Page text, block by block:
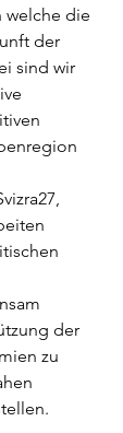
welche die
der
sind wir
der
zu